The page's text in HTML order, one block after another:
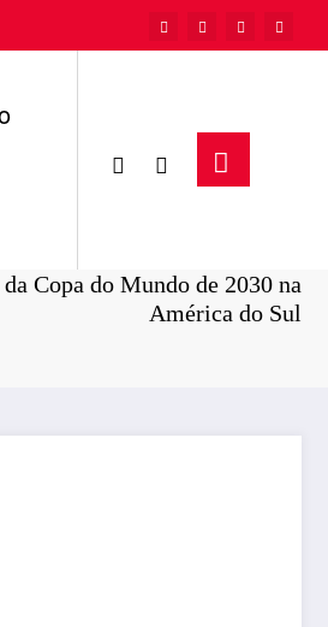
Copa do Mundo de 2030 na
América do Sul